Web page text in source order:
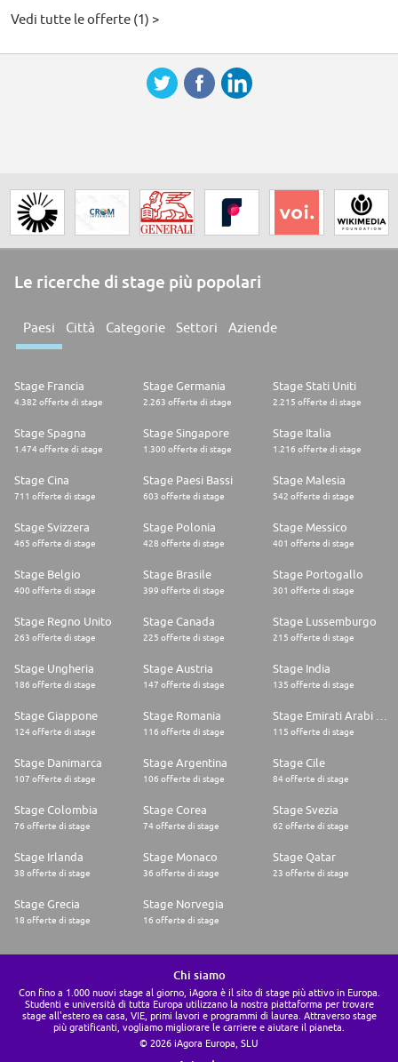
Vedi tutte le offerte (1) >
Le ricerche di stage più popolari
Paesi Città Categorie Settori Aziende
Stage Francia
4.382 offerte di stage
Stage Germania
2.263 offerte di stage
Stage Stati Uniti
2.215 offerte di stage
Stage Spagna
1.474 offerte di stage
Stage Singapore
1.300 offerte di stage
Stage Italia
1.216 offerte di stage
Stage Cina
711 offerte di stage
Stage Paesi Bassi
603 offerte di stage
Stage Malesia
542 offerte di stage
Stage Svizzera
465 offerte di stage
Stage Polonia
428 offerte di stage
Stage Messico
401 offerte di stage
Stage Belgio
400 offerte di stage
Stage Brasile
399 offerte di stage
Stage Portogallo
301 offerte di stage
Stage Regno Unito
263 offerte di stage
Stage Canada
225 offerte di stage
Stage Lussemburgo
215 offerte di stage
Stage Ungheria
186 offerte di stage
Stage Austria
147 offerte di stage
Stage India
135 offerte di stage
Stage Giappone
124 offerte di stage
Stage Romania
116 offerte di stage 115 offerte di stage
Stage Danimarca
107 offerte di stage
Stage Argentina
106 offerte di stage
Stage Cile
84 offerte di stage
Stage Colombia
76 offerte di stage
Stage Corea
74 offerte di stage
Stage Svezia
62 offerte di stage
Stage Irlanda
38 offerte di stage
Stage Monaco
36 offerte di stage
Stage Qatar
23 offerte di stage
Stage Grecia
18 offerte di stage
Stage Norvegia
16 offerte di stage
Chi siamo
Con fino a 1.000 nuovi stage al giorno, iAgora è il sito di stage più attivo in Europa.
Studenti e università di tutta Europa utilizzano la nostra piattaforma per trovare
stage all'estero ea casa, VIE, primi lavori e programmi di laurea. Attraverso stage
più gratificanti, vogliamo migliorare le carriere e aiutare il pianeta.
© 2026 iAgora Europa, SLU